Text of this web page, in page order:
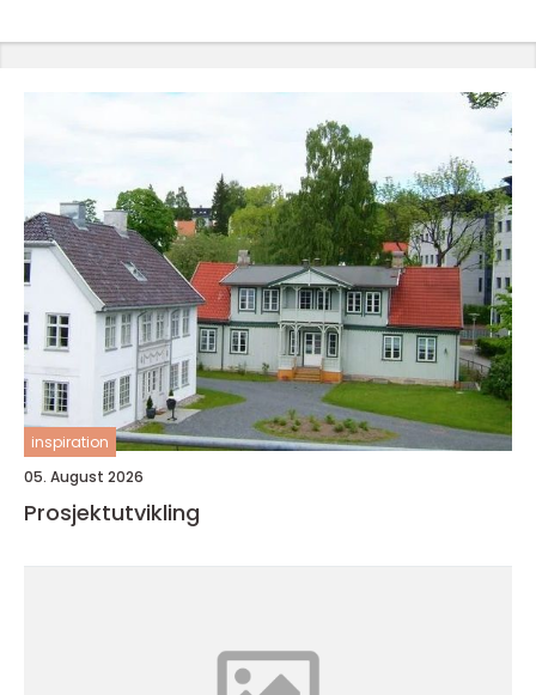
inspiration
05. August 2026
Prosjektutvikling